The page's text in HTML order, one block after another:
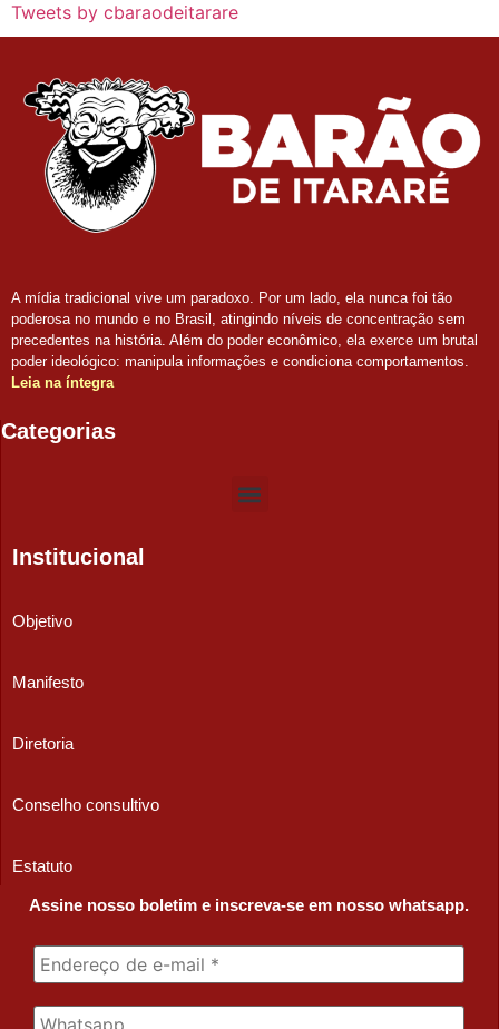
Tweets by cbaraodeitarare
A mídia tradicional vive um paradoxo. Por um lado, ela nunca foi tão
poderosa no mundo e no Brasil, atingindo níveis de concentração sem
precedentes na história. Além do poder econômico, ela exerce um brutal
poder ideológico: manipula informações e condiciona comportamentos.
Leia na íntegra
Categorias
Institucional
Objetivo
Manifesto
Diretoria
Conselho consultivo
Estatuto
Assine nosso boletim e inscreva-se em nosso whatsapp.